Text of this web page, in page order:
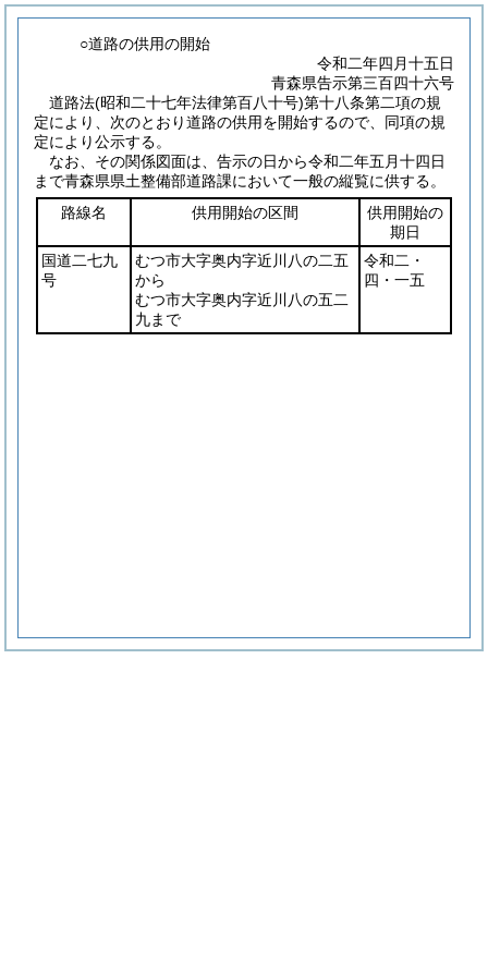
○道路の供用の開始
令和二年四月十五日
青森県告示第三百四十六号
道路法(昭和二十七年法律第百八十号)第十八条第二項の規
定により、次のとおり道路の供用を開始するので、同項の規
定により公示する。
なお、その関係図面は、告示の日から令和二年五月十四日
まで青森県県土整備部道路課において一般の縦覧に供する。
路線名
供用開始の区間
供用開始の
期日
国道二七九
号
むつ市大字奥内字近川八の二五
から
むつ市大字奥内字近川八の五二
九まで
令和二・
四・一五